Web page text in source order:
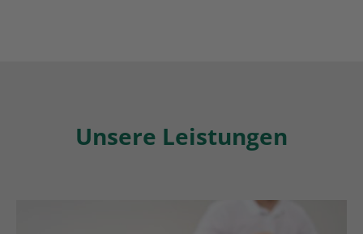
Unsere Leistungen